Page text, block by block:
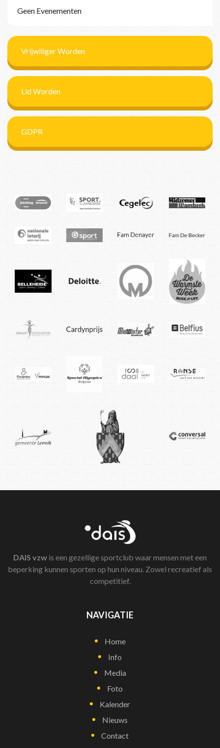
Geen Evenementen
Vrijwiliger Worden
Lid Worden
GDPR
DAIS vzw is een gezellige sportclub waar mensen met een
beperking kunnen sporten op hun niveau. Zowel recreatief als
competitief.
NAVIGATIE
Home
Info
Media
Foto
Kalender
Nieuws
Contact